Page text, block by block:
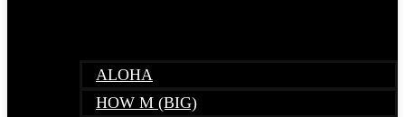
ALOHA
HOW M (BIG)